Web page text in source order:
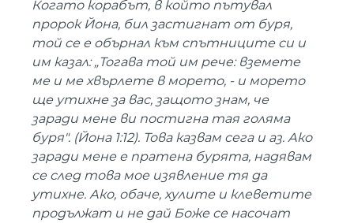
Когато корабът, в който пътувал
пророк Йона, бил застигнат от буря,
той се е обърнал към спътниците си и
им казал: „Тогава той им рече: вземете
ме и ме хвърлете в морето, - и морето
ще утихне за вас, защото знам, че
заради мене ви постигна тая голяма
буря". (Йона 1:12). Това казвам сега и аз. Ако
заради мене е пратена бурята, надявам
се след това мое изявление тя да
утихне. Ако, обаче, хулите и клеветите
продължат и не дай Боже се насочат